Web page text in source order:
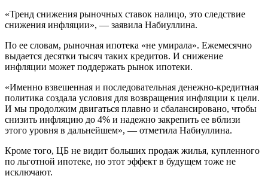
«Тренд снижения рыночных ставок налицо, это следствие
снижения инфляции», — заявила Набиуллина.
По ее словам, рыночная ипотека «не умирала». Ежемесячно
выдается десятки тысяч таких кредитов. И снижение
инфляции может поддержать рынок ипотеки.
«Именно взвешенная и последовательная денежно-кредитная
политика создала условия для возвращения инфляции к цели.
И мы продолжим двигаться плавно и сбалансировано, чтобы
снизить инфляцию до 4% и надежно закрепить ее вблизи
этого уровня в дальнейшем», — отметила Набиуллина.
Кроме того, ЦБ не видит больших продаж жилья, купленного
по льготной ипотеке, но этот эффект в будущем тоже не
исключают.